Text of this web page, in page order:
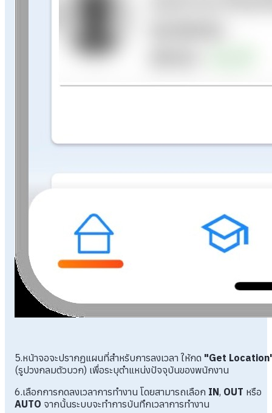
5.หน้าจอจะปรากฏแผนที่สำหรับการลงเวลา ให้กด "Get
(รูปวงกลมตัวบวก) เพื่อระบุตำแหน่งปัจจุบันของพนักงาน
6.เลือกการกดลงเวลาการทำงาน โดยสามารถเลือก IN, OUT หรือ
AUTO จากนั้นระบบจะทำการบันทึกเวลาการทำงาน